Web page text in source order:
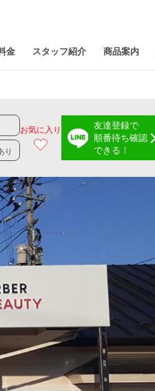
金 スタッフ紹介 商品案内
り
お気に入り
友達登録で
順番待ち確認
できる！